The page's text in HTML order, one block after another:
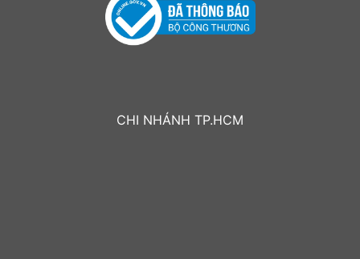
CHI NHÁNH TP.HCM